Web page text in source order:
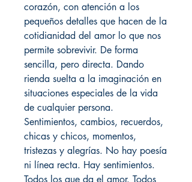
corazón, con atención a los
pequeños detalles que hacen de la
cotidianidad del amor lo que nos
permite sobrevivir. De forma
sencilla, pero directa. Dando
rienda suelta a la imaginación en
situaciones especiales de la vida
de cualquier persona.
Sentimientos, cambios, recuerdos,
chicas y chicos, momentos,
tristezas y alegrías. No hay poesía
ni línea recta. Hay sentimientos.
Todos los que da el amor. Todos